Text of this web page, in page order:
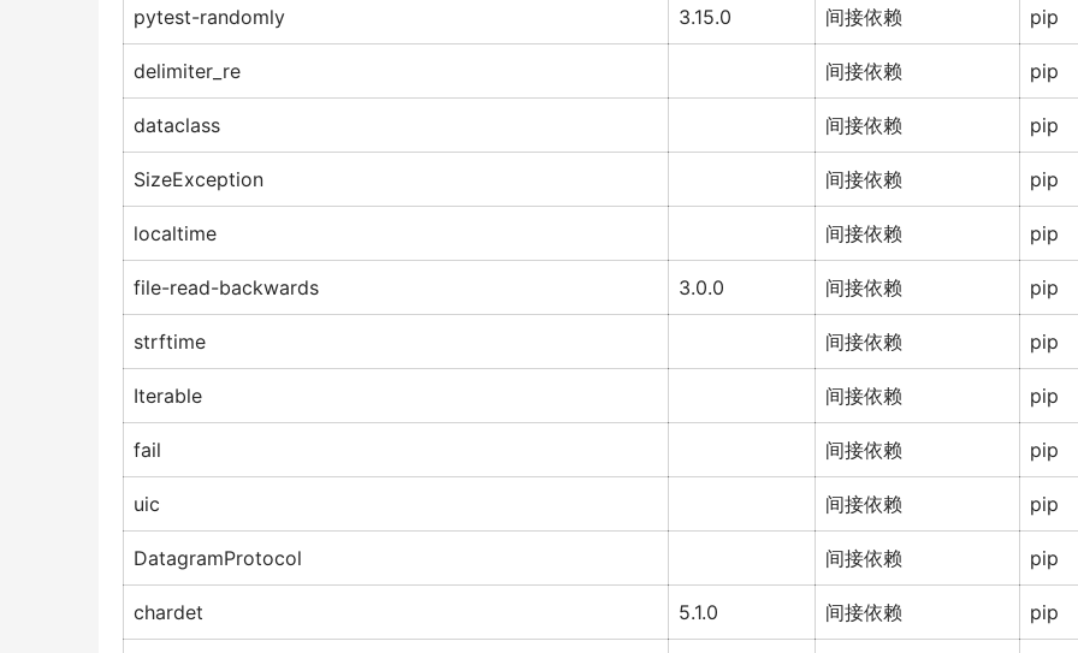
pytest-randomly 3.15.0 间接依赖 pip
delimiter_re 间接依赖 pip
dataclass 间接依赖 pip
SizeException 间接依赖 pip
localtime 间接依赖 pip
file-read-backwards 3.0.0 间接依赖 pip
strftime 间接依赖 pip
Iterable 间接依赖 pip
fail 间接依赖 pip
uic 间接依赖 pip
DatagramProtocol 间接依赖 pip
chardet 5.1.0 间接依赖 pip